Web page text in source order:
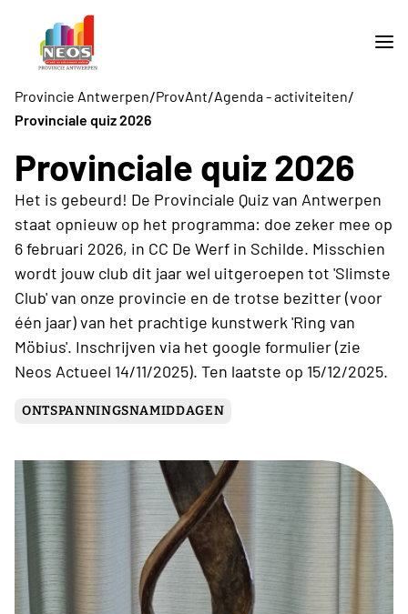
Provincie Antwerpen/ProvAnt/Agenda - activiteiten/
Provinciale quiz 2026
Provinciale quiz 2026
Het is gebeurd! De Provinciale Quiz van Antwerpen
staat opnieuw op het programma: doe zeker mee op
6 februari 2026, in CC De Werf in Schilde. Misschien
wordt jouw club dit jaar wel uitgeroepen tot 'Slimste
Club' van onze provincie en de trotse bezitter (voor
één jaar) van het prachtige kunstwerk 'Ring van
Möbius'. Inschrijven via het google formulier (zie
Neos Actueel 14/11/2025). Ten laatste op 15/12/2025.
ONTSPANNINGSNAMIDDAGEN